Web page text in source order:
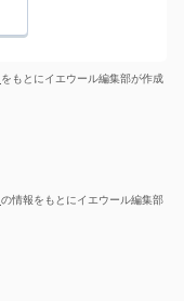
をもとにイエウール編集部が作成
の情報をもとにイエウール編集部